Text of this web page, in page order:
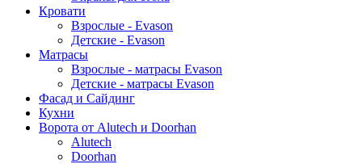
Кровати
Взрослые - Evason
Детские - Evason
Матрасы
Взрослые - матрасы Evason
Детские - матрасы Evason
Фасад и Сайдинг
Кухни
Ворота от Alutech и Doorhan
Alutech
Doorhan